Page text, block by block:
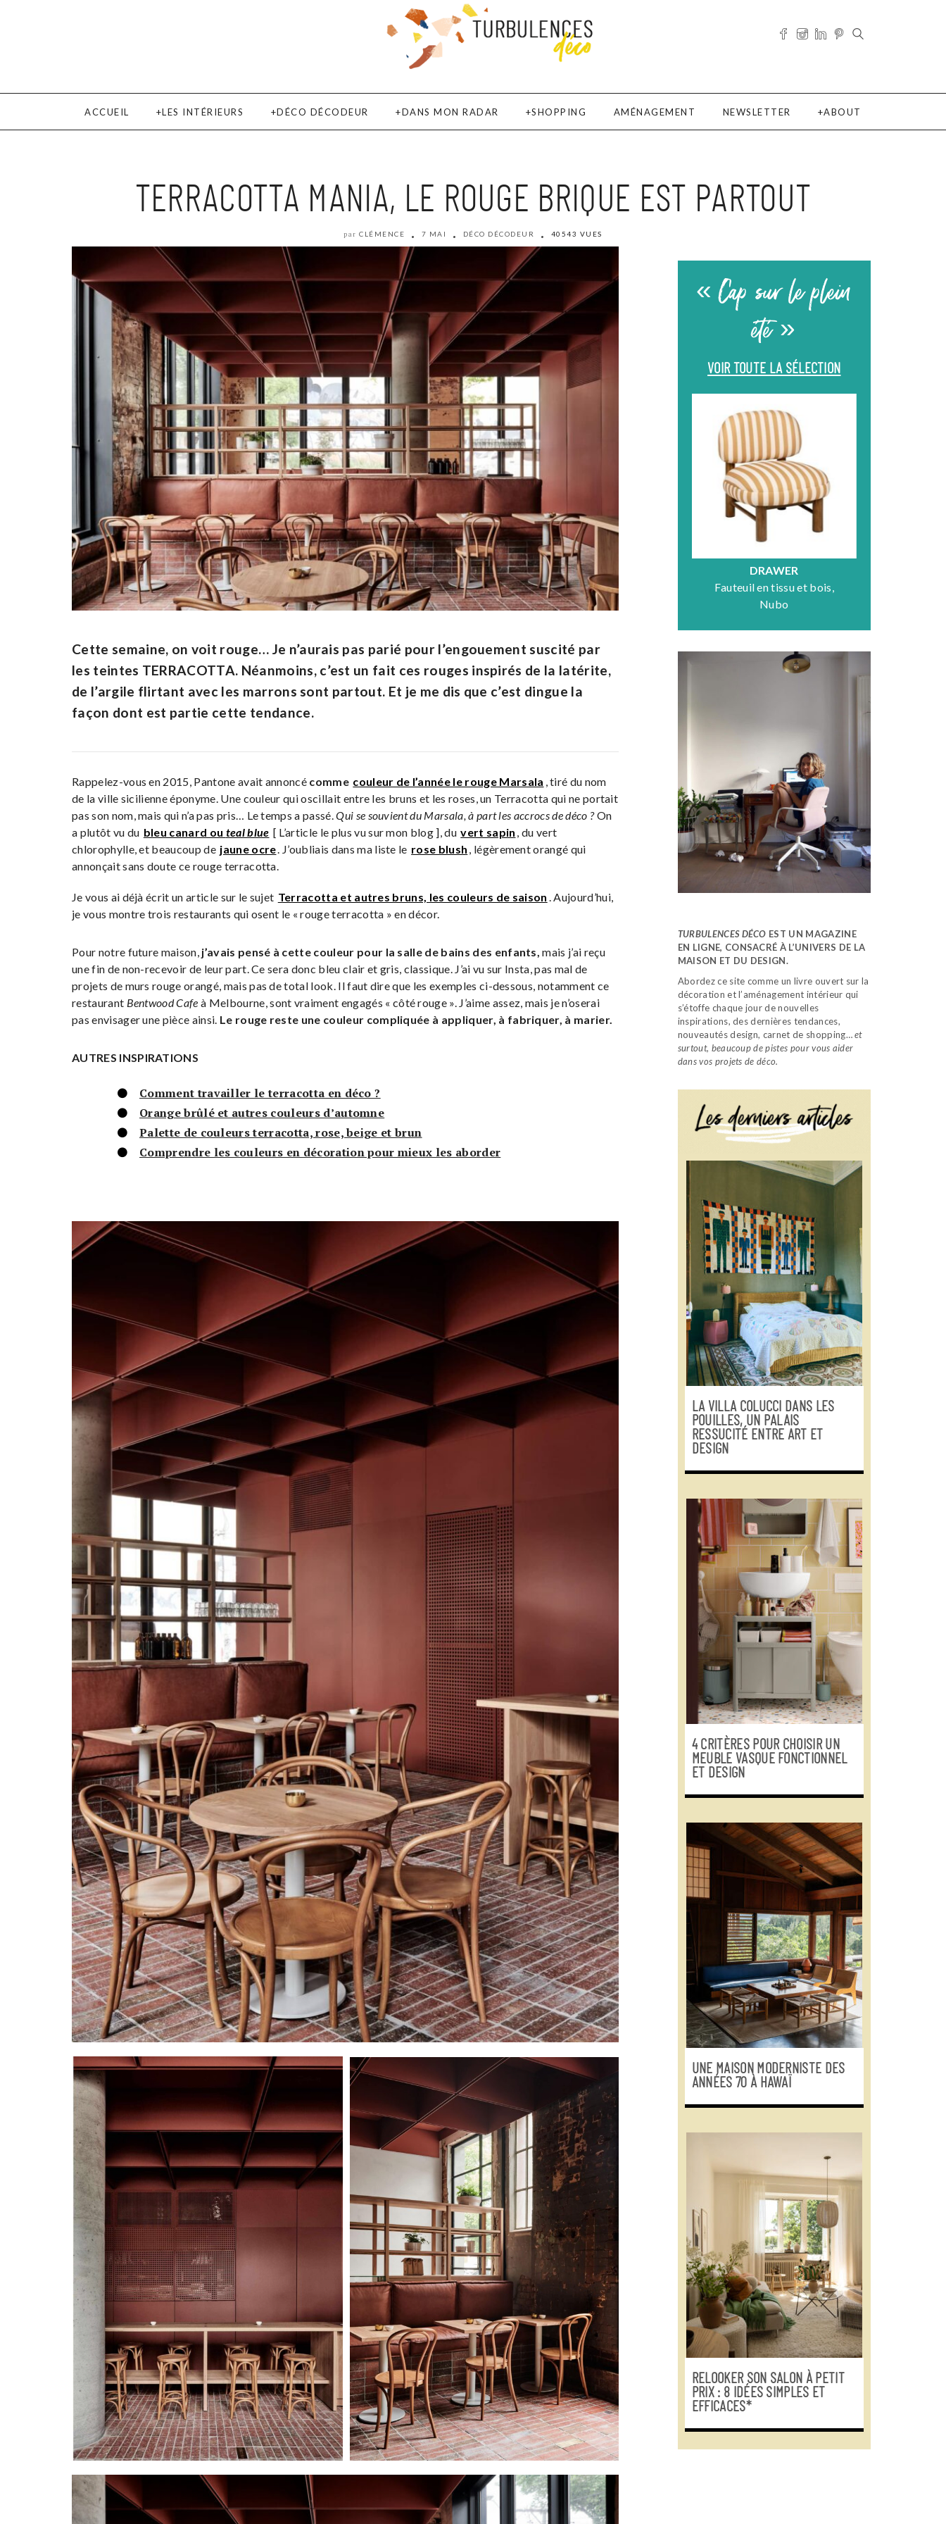
ACCUEIL LES INTÉRIEURS DÉCO DÉCODEUR DANS MON RADAR SHOPPING AMÉNAGEMENT NEWSLETTER ABOUT
TERRACOTTA MANIA, LE ROUGE BRIQUE EST PARTOUT
par CLÉMENCE 7 MAI DÉCO DÉCODEUR 40543 VUES
Cette semaine, on voit rouge… Je n’aurais pas parié pour l’engouement suscité par
les teintes TERRACOTTA. Néanmoins, c’est un fait ces rouges inspirés de la latérite,
de l’argile flirtant avec les marrons sont partout. Et je me dis que c’est dingue la
façon dont est partie cette tendance.
Rappelez-vous en 2015, Pantone avait annoncé comme couleur de l’année le rouge Marsala , tiré du nom
de la ville sicilienne éponyme. Une couleur qui oscillait entre les bruns et les roses, un Terracotta qui ne portait
pas son nom, mais qui n’a pas pris… Le temps a passé.Qui se souvient du Marsala, à part les accrocs de déco ?On
a plutôt vu du bleu canard ou teal blue [ L’article le plus vu sur mon blog ], du vert sapin , du vert
chlorophylle, et beaucoup de jaune ocre. J’oubliais dans ma liste le rose blush , légèrement orangé qui
annonçait sans doute ce rouge terracotta.
Je vous ai déjà écrit un article sur le sujet Terracotta et autres bruns, les couleurs de saison . Aujourd’hui,
je vous montre trois restaurants qui osent le « rouge terracotta » en décor.
Pour notre future maison, j’avais pensé à cette couleur pour la salle de bains des enfants, mais j’ai reçu
une fin de non-recevoir de leur part. Ce sera donc bleu clair et gris, classique. J’ai vu sur Insta, pas mal de
projets de murs rouge orangé, mais pas de total look. Il faut dire que les exemples ci-dessous, notamment ce
restaurant Bentwood Cafe à Melbourne, sont vraiment engagés « côté rouge ». J’aime assez, mais je n’oserai
pas envisager une pièce ainsi. Le rouge reste une couleur compliquée à appliquer, à fabriquer, à marier.
AUTRES INSPIRATIONS
Comment travailler le terracotta en déco ?
Orange brûlé et autres couleurs d’automne
Palette de couleurs terracotta, rose, beige et brun
Comprendre les couleurs en décoration pour mieux les aborder
« Cap sur le plein
été »
VOIR TOUTE LA SÉLECTION
LA REDOUTE INTÉRIEURS
Bibliothèque plaquée chêne,
Orga
DRAWER
Fauteuil en tissu et bois,
Nubo
TURBULENCES DÉCO EST UN MAGAZINE
EN LIGNE, CONSACRÉ À L’UNIVERS DE LA
MAISON ET DU DESIGN.
Abordez ce site comme un livre ouvert sur la
décoration et l’aménagement intérieur qui
s’étoffe chaque jour de nouvelles
inspirations, des dernières tendances,
nouveautés design, carnet de shopping…et
surtout, beaucoup de pistes pour vous aider
dans vos projets de déco.
LA VILLA COLUCCI DANS LES
POUILLES, UN PALAIS
RESSUCITÉ ENTRE ART ET
DESIGN
4 CRITÈRES POUR CHOISIR UN
MEUBLE VASQUE FONCTIONNEL
ET DESIGN
UNE MAISON MODERNISTE DES
ANNÉES 70 À HAWAÏ
RELOOKER SON SALON À PETIT
PRIX : 8 IDÉES SIMPLES ET
EFFICACES*